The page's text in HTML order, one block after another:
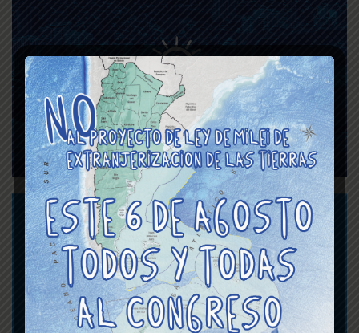
Asignaciones Familiares
y Viáticos del Poder
Judicial de la CABA